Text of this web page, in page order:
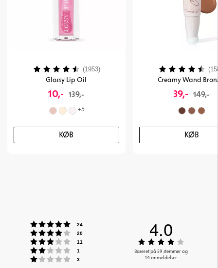
Glossy Lip Oil
10,- 139,-
+5
KØB
Vurdering: (1953) 4.2 ud af 5 stjerner
Creamy Wand
39,- 149,-
KØB
Vurdering:
Vurdering:5 ud af 5 stjerner
24
Vurdering:4 ud af 5 stjerner
20
Vurdering:3 ud af 5 stjerner
11
Vurdering:2 ud af 5 stjerner
1
Vurdering:1 ud af 5 stjerner
3
4.0
ud
Baseret på 59 stemmer og
14 anmeldelser